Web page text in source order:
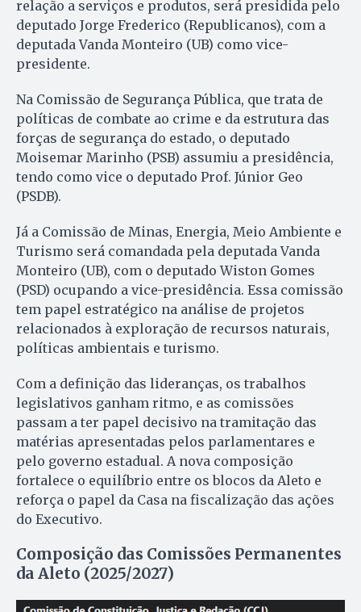
relação a serviços e produtos, será presidida pelo
deputado Jorge Frederico (Republicanos), com a
deputada Vanda Monteiro (UB) como vice-
presidente.
Na Comissão de Segurança Pública, que trata de
políticas de combate ao crime e da estrutura das
forças de segurança do estado, o deputado
Moisemar Marinho (PSB) assumiu a presidência,
tendo como vice o deputado Prof. Júnior Geo
(PSDB).
Já a Comissão de Minas, Energia, Meio Ambiente e
Turismo será comandada pela deputada Vanda
Monteiro (UB), com o deputado Wiston Gomes
(PSD) ocupando a vice-presidência. Essa comissão
tem papel estratégico na análise de projetos
relacionados à exploração de recursos naturais,
políticas ambientais e turismo.
Com a definição das lideranças, os trabalhos
legislativos ganham ritmo, e as comissões
passam a ter papel decisivo na tramitação das
matérias apresentadas pelos parlamentares e
pelo governo estadual. A nova composição
fortalece o equilíbrio entre os blocos da Aleto e
reforça o papel da Casa na fiscalização das ações
do Executivo.
Composição das Comissões Permanentes
da Aleto (2025/2027)